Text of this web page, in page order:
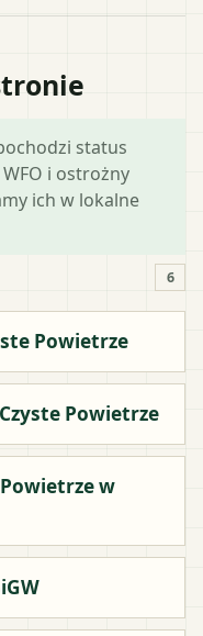
status
i ostrożny
ich w lokalne
6
Powietrze
Powietrze
w